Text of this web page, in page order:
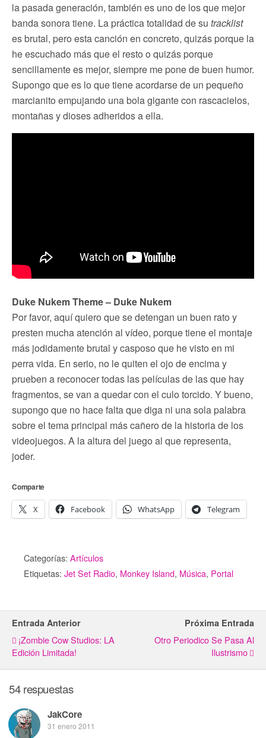
la pasada generación, también es uno de los que mejor
banda sonora tiene. La práctica totalidad de su tracklist
es brutal, pero esta canción en concreto, quizás porque la
he escuchado más que el resto o quizás porque
sencillamente es mejor, siempre me pone de buen humor.
Supongo que es lo que tiene acordarse de un pequeño
marcianito empujando una bola gigante con rascacielos,
montañas y dioses adheridos a ella.
Duke Nukem Theme – Duke Nukem
Por favor, aquí quiero que se detengan un buen rato y
presten mucha atención al vídeo, porque tiene el montaje
más jodidamente brutal y casposo que he visto en mi
perra vida. En serio, no le quiten el ojo de encima y
prueben a reconocer todas las películas de las que hay
fragmentos, se van a quedar con el culo torcido. Y bueno,
supongo que no hace falta que diga ni una sola palabra
sobre el tema principal más cañero de la historia de los
videojuegos. A la altura del juego al que representa,
joder.
Comparte
X Facebook WhatsApp Telegram
Categorías: Artículos
Etiquetas: Jet Set Radio, Monkey Island, Música, Portal
Entrada Anterior
¡Zombie Cow Studios: LA
Edición Limitada!
Próxima Entrada
Otro Periodico Se Pasa Al
Ilustrismo
54 respuestas
JakCore
31 enero 2011